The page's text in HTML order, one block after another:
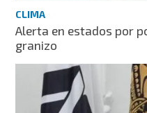
CLIMA
Alerta en estados por
granizo